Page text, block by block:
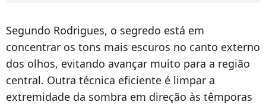
Segundo Rodrigues, o segredo está em
concentrar os tons mais escuros no canto externo
dos olhos, evitando avançar muito para a região
central. Outra técnica eficiente é limpar a
extremidade da sombra em direção às têmporas